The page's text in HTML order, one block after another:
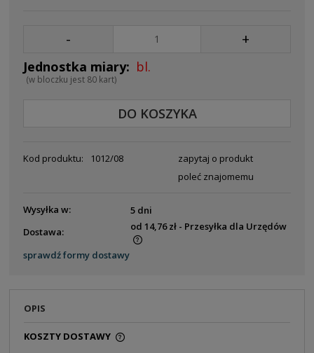
- +
bl.
(w bloczku jest 80 kart)
DO KOSZYKA
Kod produktu: 1012/08
zapytaj o produkt
poleć znajomemu
Wysyłka w:
5 dni
Dostawa:
od 14,76 zł - Przesyłka dla Urzędów
Cena nie zawiera ewentualnych kosztów płatności
sprawdź formy dostawy
OPIS
KOSZTY DOSTAWY